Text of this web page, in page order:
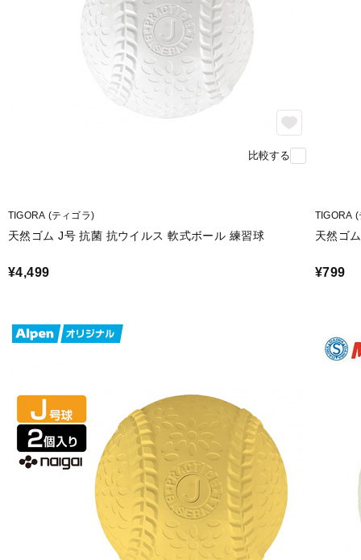
比較する
TIGORA (ティゴラ)
天然ゴム J号 抗菌 抗ウイルス 軟式ボール 練習球
¥4,499
TIGORA
天然ゴ
¥799